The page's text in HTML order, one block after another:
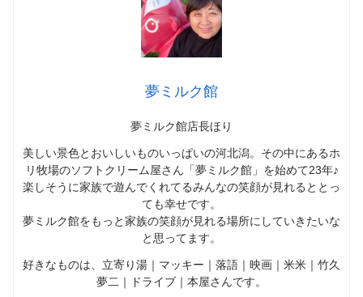
夢ミルク館
夢ミルク館店長ほり
美しい景色とおいしいものいっぱいの河北潟。その中にあるホ
リ牧場のソフトクリーム屋さん「夢ミルク館」を始めて23年♪
楽しそうに家族で遊んでくれてるみんなの笑顔が見れるととっ
ても幸せです。
夢ミルク館をもっと家族の笑顔が見れる場所にしていきたいな
と思ってます。
好きなものは、立寄り湯｜マッキー｜落語｜映画｜米米｜竹久
夢二｜ドライブ｜本屋さんです。